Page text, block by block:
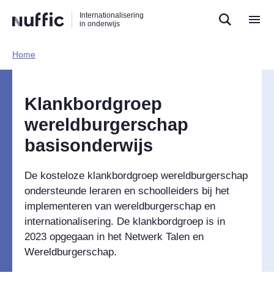
naar
zoekfunctie
naar
hoofdnavigatie
naar
inhoud
Internationalisering
in onderwijs
Hoofdnavigatie
Home​
Klankbordgroep
wereldburgerschap
basisonderwijs
De kosteloze klankbordgroep wereldburgerschap
ondersteunde leraren en schoolleiders bij het
implementeren van wereldburgerschap en
internationalisering. De klankbordgroep is in
2023 opgegaan in het Netwerk Talen en
Wereldburgerschap.